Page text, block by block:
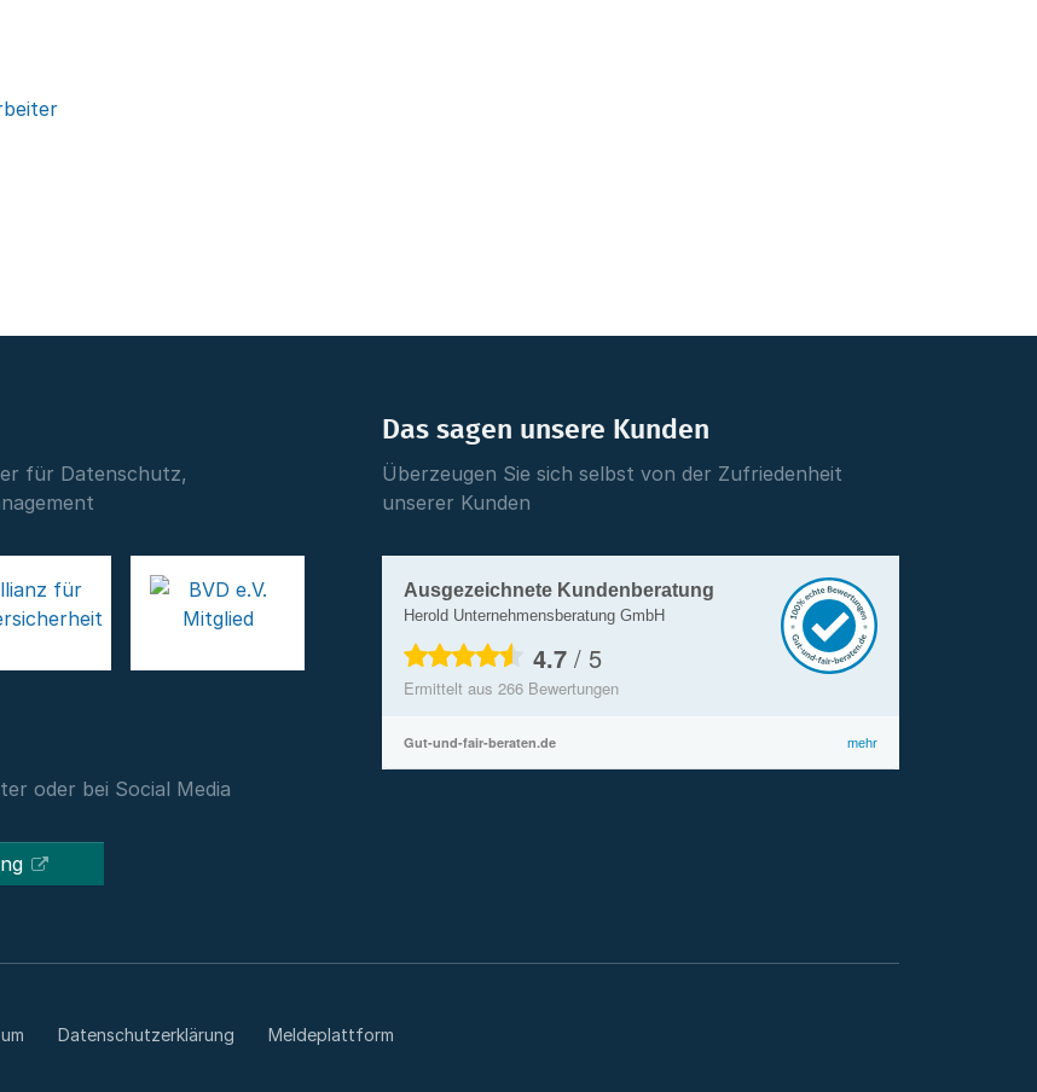
für Datenschutz,
oder bei Social Media
Das sagen unsere Kunden
Überzeugen Sie sich selbst von der Zufriedenheit
unserer Kunden
Ausgezeichnete Kundenberatung
Herold Unternehmensberatung GmbH
4.7/ 5
Ermittelt aus266 Bewertungen
Gut-und-fair-beraten.de mehr
Datenschutzerklärung Meldeplattform